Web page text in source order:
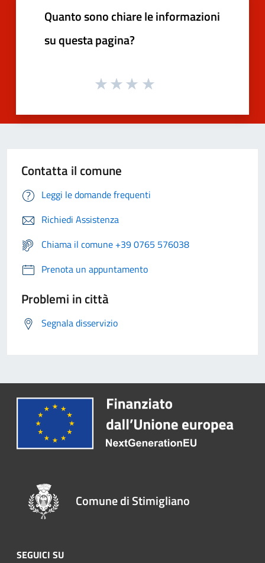
Quanto sono chiare le informazioni
su questa pagina?
Contatta il comune
Leggi le domande frequenti
Richiedi Assistenza
Chiama il comune +39 0765 576038
Prenota un appuntamento
Problemi in città
Segnala disservizio
Comune di Stimigliano
SEGUICI SU